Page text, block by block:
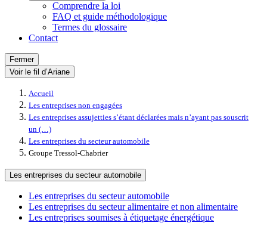
Comprendre la loi
FAQ et guide méthodologique
Termes du glossaire
Contact
Fermer
Voir le fil d’Ariane
Accueil
Les entreprises non engagées
Les entreprises assujetties s’étant déclarées mais n’ayant pas souscrit
un (…)
Les entreprises du secteur automobile
Groupe Tressol-Chabrier
Les entreprises du secteur automobile
Les entreprises du secteur automobile
Les entreprises du secteur alimentaire et non alimentaire
Les entreprises soumises à étiquetage énergétique